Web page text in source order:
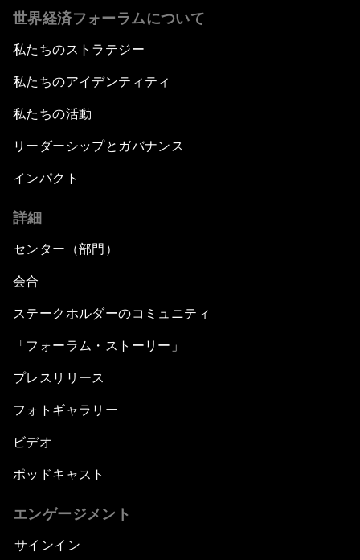
世界経済フォーラムについて
私たちのストラテジー
私たちのアイデンティティ
私たちの活動
リーダーシップとガバナンス
インパクト
詳細
センター（部門）
会合
ステークホルダーのコミュニティ
「フォーラム・ストーリー」
プレスリリース
フォトギャラリー
ビデオ
ポッドキャスト
エンゲージメント
サインイン